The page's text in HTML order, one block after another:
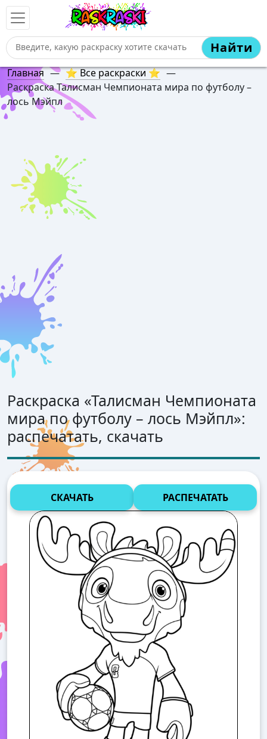
Найти
Главная — ⭐ Все раскраски ⭐ —
Раскраска Талисман Чемпионата мира по футболу –
лось Мэйпл
Раскраска «Талисман Чемпионата
мира по футболу – лось Мэйпл»:
распечатать, скачать
СКАЧАТЬ РАСПЕЧАТАТЬ